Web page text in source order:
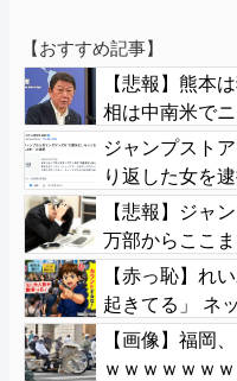
【おすすめ記事】
【悲報】熊本
相は中南米で
ジャンプスト
り返した女を
た」総額43億円
【悲報】ジャ
万部からここ
【赤っ恥】れ
起きてる」 ネ
めに通行人に
てて草」
【画像】福岡
ｗｗｗｗｗｗ